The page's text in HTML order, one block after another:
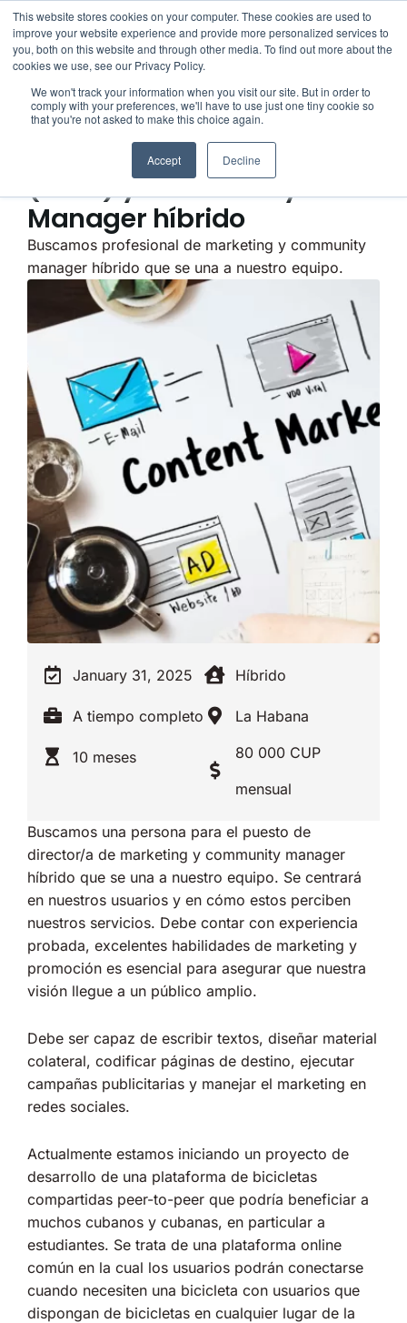
This website stores cookies on your computer. These cookies are used to
improve your website experience and provide more personalized services to
you, both on this website and through other media. To find out more about the
cookies we use, see our Privacy Policy.
We won't track your information when you visit our site. But in order to
comply with your preferences, we'll have to use just one tiny cookie so
that you're not asked to make this choice again.
Accept Decline
Dirección de Marketing
(CMO) y Community
Manager híbrido
Buscamos profesional de marketing y community
manager híbrido que se una a nuestro equipo.
January 31, 2025
A tiempo completo
10 meses
Híbrido
La Habana
80 000 CUP
mensual
Buscamos una persona para el puesto de
director/a de marketing y community manager
híbrido que se una a nuestro equipo. Se centrará
en nuestros usuarios y en cómo estos perciben
nuestros servicios. Debe contar con experiencia
probada, excelentes habilidades de marketing y
promoción es esencial para asegurar que nuestra
visión llegue a un público amplio.
Debe ser capaz de escribir textos, diseñar material
colateral, codificar páginas de destino, ejecutar
campañas publicitarias y manejar el marketing en
redes sociales.
Actualmente estamos iniciando un proyecto de
desarrollo de una plataforma de bicicletas
compartidas peer-to-peer que podría beneficiar a
muchos cubanos y cubanas, en particular a
estudiantes. Se trata de una plataforma online
común en la cual los usuarios podrán conectarse
cuando necesiten una bicicleta con usuarios que
dispongan de bicicletas en cualquier lugar de la